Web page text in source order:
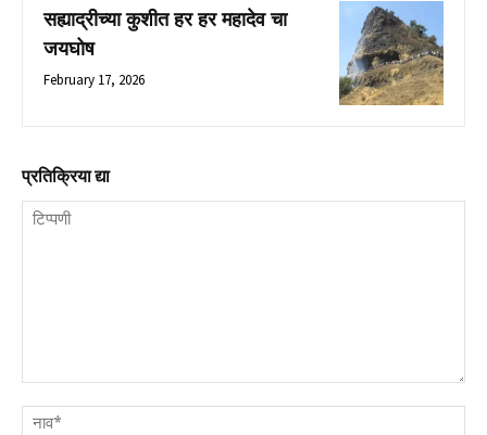
सह्याद्रीच्या कुशीत हर हर महादेव चा
जयघोष
February 17, 2026
प्रतिक्रिया द्या